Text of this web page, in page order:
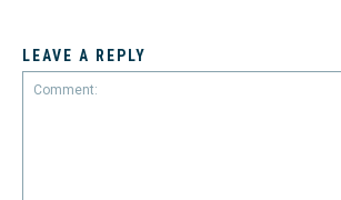
LEAVE A REPLY